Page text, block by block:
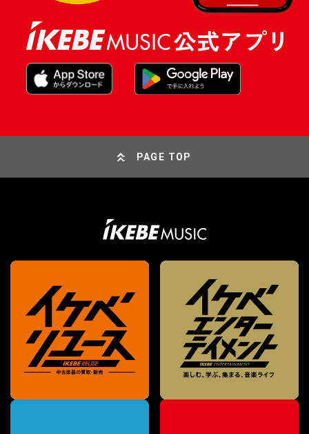
PAGE TOP